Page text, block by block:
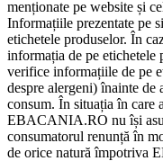
menționate pe website și
Informațiile prezentate pe
etichetele produselor. În
informația de pe etichetele
verifice informațiile de pe
despre alergeni) înainte
consum. În situația în care
EBACANIA.RO nu își
consumatorul renunță în
de orice natură împotriva